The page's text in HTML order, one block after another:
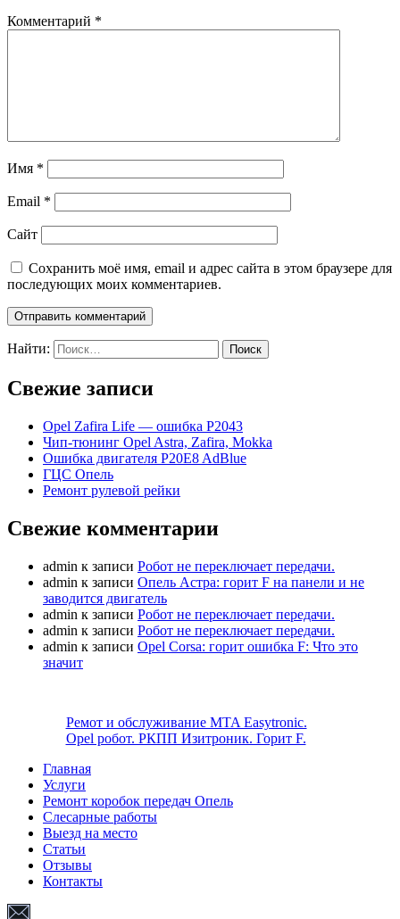
Комментарий *
Имя *
Email *
Сайт
Сохранить моё имя, email и адрес сайта в этом браузере для
последующих моих комментариев.
Найти:
Свежие записи
Opel Zafira Life — ошибка P2043
Чип-тюнинг Opel Astra, Zafira, Mokka
Ошибка двигателя P20E8 AdBlue
ГЦС Опель
Ремонт рулевой рейки
Свежие комментарии
admin к записи Робот не переключает передачи.
admin к записи Опель Астра: горит F на панели и не
заводится двигатель
admin к записи Робот не переключает передачи.
admin к записи Робот не переключает передачи.
admin к записи Opel Corsa: горит ошибка F: Что это
значит
Ремот и обслуживание MTA Easytronic.
Opel робот. РКПП Изитроник. Горит F.
Главная
Услуги
Ремонт коробок передач Опель
Слесарные работы
Выезд на место
Статьи
Отзывы
Контакты